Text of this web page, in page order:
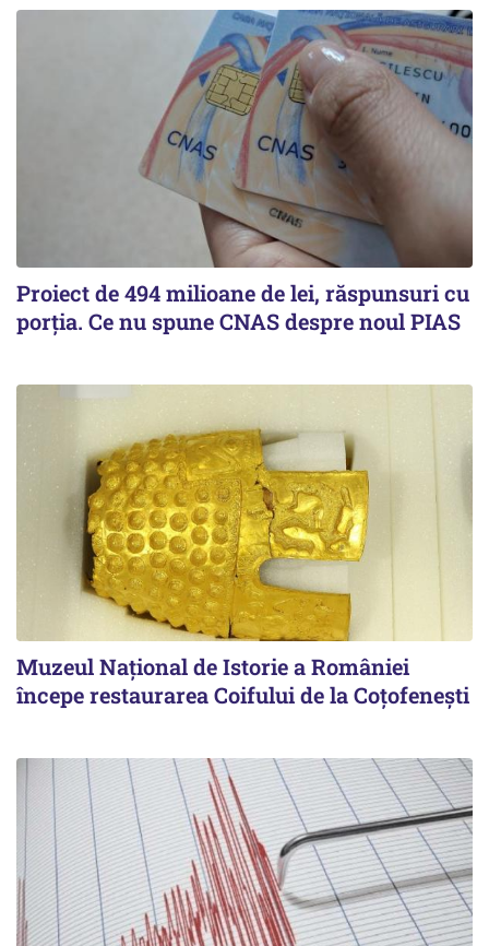
Proiect de 494 milioane de lei, răspunsuri cu
porția. Ce nu spune CNAS despre noul PIAS
Muzeul Național de Istorie a României
începe restaurarea Coifului de la Coțofenești